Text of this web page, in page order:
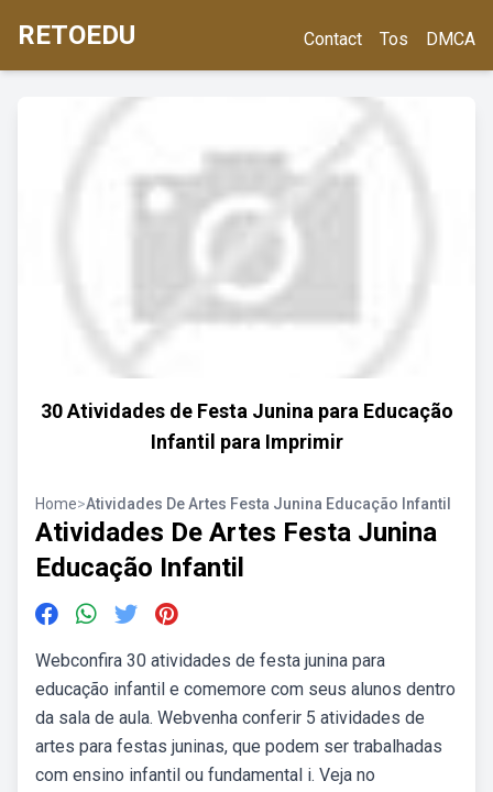
RETOEDU Contact Tos DMCA
30 Atividades de Festa Junina para Educação
Infantil para Imprimir
Home>Atividades De Artes Festa Junina Educação Infantil
Atividades De Artes Festa Junina
Educação Infantil
Webconfira 30 atividades de festa junina para
educação infantil e comemore com seus alunos dentro
da sala de aula. Webvenha conferir 5 atividades de
artes para festas juninas, que podem ser trabalhadas
com ensino infantil ou fundamental i. Veja no